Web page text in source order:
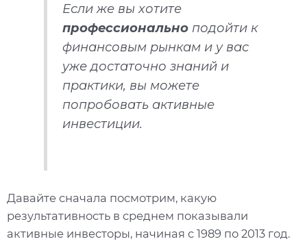
Если же вы хотите
профессиональноподойти к
финансовым рынкам и у вас
уже достаточно знаний и
практики, вы можете
попробовать активные
инвестиции.
Давайте сначала посмотрим, какую
результативность в среднем показывали
активные инвесторы, начиная с 1989 по 2013 год.